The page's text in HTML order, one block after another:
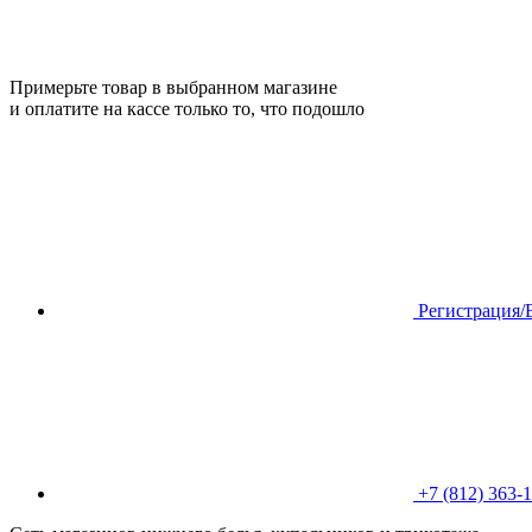
Примерьте товар в выбранном магазине
и оплатите на кассе только то, что подошло
Регистрация/
+7 (812) 363-